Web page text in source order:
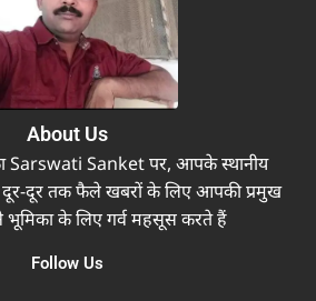
About Us
Sarswati Sanket पर, आपके स्थानीय
दूर तक फैले खबरों के लिए आपकी प्रमुख
भूमिका के लिए गर्व महसूस करते हैं
Follow Us